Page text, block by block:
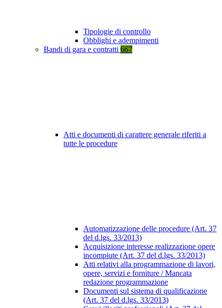
Tipologie di controllo
Obblighi e adempimenti
Bandi di gara e contratti 667
Atti e documenti di carattere generale riferiti a
tutte le procedure
Automatizzazione delle procedure (Art. 37
del d.lgs. 33/2013)
Acquisizione interesse realizzazione opere
incompiute (Art. 37 del d.lgs. 33/2013)
Atti relativi alla programmazione di lavori,
opere, servizi e forniture / Mancata
redazione programmazione
Documenti sul sistema di qualificazione
(Art. 37 del d.lgs. 33/2013)